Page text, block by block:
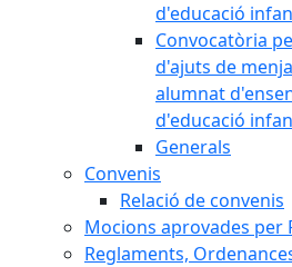
d'educació
Convocatòria
d'ajuts de
alumnat
d'educació
Generals
Convenis
Relació de convenis
Mocions aprovades per
Reglaments,